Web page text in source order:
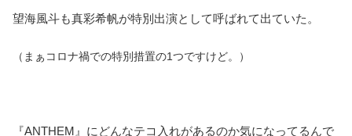
望海風斗も真彩希帆が特別出演として呼ばれて出ていた。
（まぁコロナ禍での特別措置の1つですけど。）
『ANTHEM』にどんなテコ入れがあるのか気になってるんで